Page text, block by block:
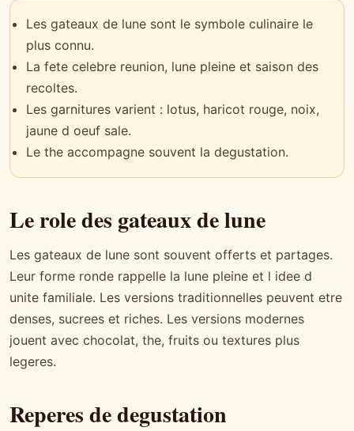
Les gateaux de lune sont le symbole culinaire le
plus connu.
La fete celebre reunion, lune pleine et saison des
recoltes.
Les garnitures varient : lotus, haricot rouge, noix,
jaune d oeuf sale.
Le the accompagne souvent la degustation.
Le role des gateaux de lune
Les gateaux de lune sont souvent offerts et partages.
Leur forme ronde rappelle la lune pleine et l idee d
unite familiale. Les versions traditionnelles peuvent etre
denses, sucrees et riches. Les versions modernes
jouent avec chocolat, the, fruits ou textures plus
legeres.
Reperes de degustation